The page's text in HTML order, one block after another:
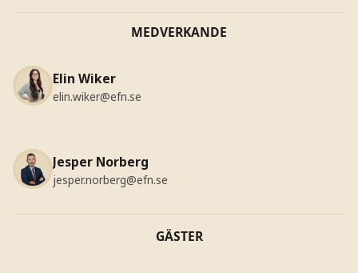
MEDVERKANDE
Elin Wiker
elin.wiker@efn.se
Jesper Norberg
jesper.norberg@efn.se
GÄSTER